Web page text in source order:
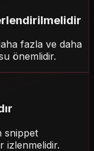
fazla ve daha
önemlidir.
snippet
izlenmelidir.